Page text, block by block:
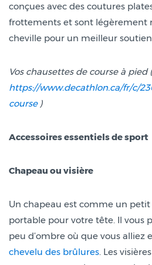
conçues avec des coutures
frottements et sont légèrement
cheville pour un meilleur
Vos chausettes de course à pied
https://www.decathlon.ca/fr/c/
course)
Accessoires essentiels de sport
Chapeau ou visière
Un chapeau est comme un
portable pour votre tête. Il vous
peu d’ombre où que vous alliez
chevelu des brûlures. Les